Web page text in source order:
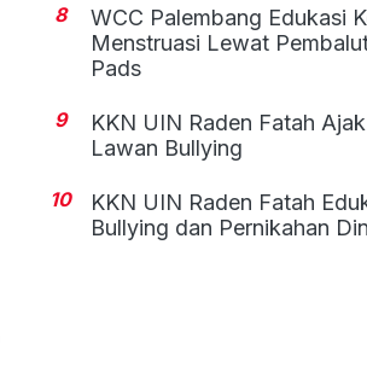
8
WCC Palembang Edukasi
Menstruasi Lewat
Pads
9
KKN UIN Raden Fatah
Lawan Bullying
10
KKN UIN Raden Fatah
Bullying dan Pernikahan